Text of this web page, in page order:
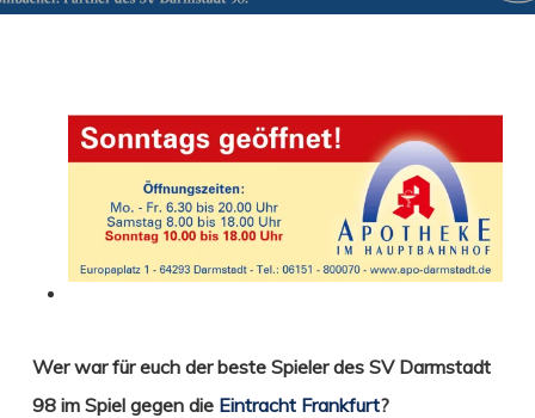
Wer war für euch der beste Spieler des SV Darmstadt
98 im Spiel gegen die Eintracht Frankfurt?